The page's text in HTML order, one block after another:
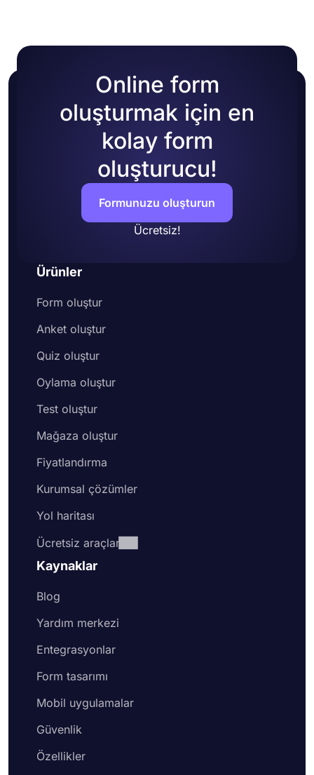
Online form
oluşturmak için en
kolay form
oluşturucu!
Formunuzu oluşturun
Ücretsiz!
Ürünler
Form oluştur
Anket oluştur
Quiz oluştur
Oylama oluştur
Test oluştur
Mağaza oluştur
Fiyatlandırma
Kurumsal çözümler
Yol haritası
Ücretsiz araçlar
Kaynaklar
Blog
Yardım merkezi
Entegrasyonlar
Form tasarımı
Mobil uygulamalar
Güvenlik
Özellikler